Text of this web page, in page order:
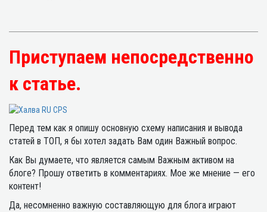
Приступаем непосредственно
к статье.
Перед тем как я опишу основную схему написания и вывода
статей в ТОП, я бы хотел задать Вам один Важный вопрос.
Как Вы думаете, что является самым Важным активом на
блоге? Прошу ответить в комментариях. Мое же мнение — его
контент!
Да, несомненно важную составляющую для блога играют